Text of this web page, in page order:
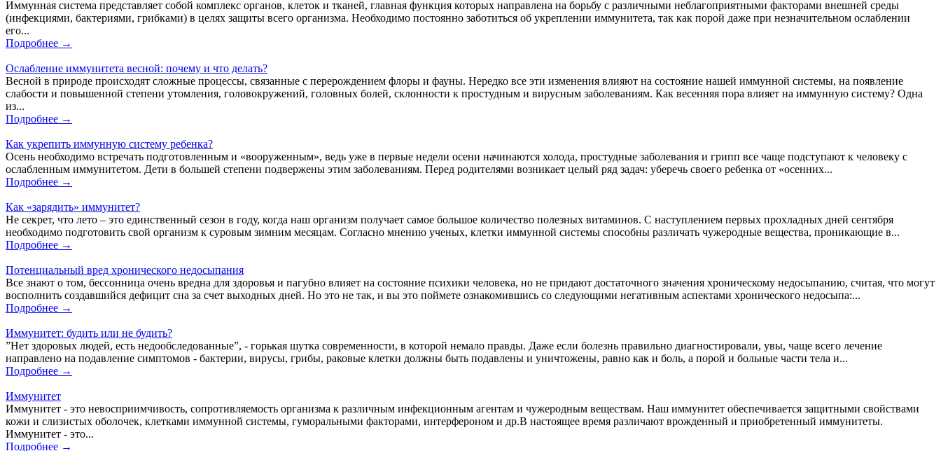
Иммунная система представляет собой комплекс органов, клеток и тканей, главная функция которых направлена на борьбу с различными неблагоприятными факторами внешней среды
(инфекциями, бактериями, грибками) в целях защиты всего организма. Необходимо постоянно заботиться об укреплении иммунитета, так как порой даже при незначительном ослаблении
его...
Подробнее →
Ослабление иммунитета весной: почему и что делать?
Весной в природе происходят сложные процессы, связанные с перерождением флоры и фауны. Нередко все эти изменения влияют на состояние нашей иммунной системы, на появление
слабости и повышенной степени утомления, головокружений, головных болей, склонности к простудным и вирусным заболеваниям. Как весенняя пора влияет на иммунную систему? Одна
из...
Подробнее →
Как укрепить иммунную систему ребенка?
Осень необходимо встречать подготовленным и «вооруженным», ведь уже в первые недели осени начинаются холода, простудные заболевания и грипп все чаще подступают к человеку с
ослабленным иммунитетом. Дети в большей степени подвержены этим заболеваниям. Перед родителями возникает целый ряд задач: уберечь своего ребенка от «осенних...
Подробнее →
Как «зарядить» иммунитет?
Не секрет, что лето – это единственный сезон в году, когда наш организм получает самое большое количество полезных витаминов. С наступлением первых прохладных дней сентября
необходимо подготовить свой организм к суровым зимним месяцам. Согласно мнению ученых, клетки иммунной системы способны различать чужеродные вещества, проникающие в...
Подробнее →
Потенциальный вред хронического недосыпания
Все знают о том, бессонница очень вредна для здоровья и пагубно влияет на состояние психики человека, но не придают достаточного значения хроническому недосыпанию, считая, что могут
восполнить создавшийся дефицит сна за счет выходных дней. Но это не так, и вы это поймете ознакомившись со следующими негативным аспектами хронического недосыпа:...
Подробнее →
Иммунитет: будить или не будить?
”Нет здоровых людей, есть недообследованные”, - горькая шутка современности, в которой немало правды. Даже если болезнь правильно диагностировали, увы, чаще всего лечение
направлено на подавление симптомов - бактерии, вирусы, грибы, раковые клетки должны быть подавлены и уничтожены, равно как и боль, а порой и больные части тела и...
Подробнее →
Иммунитет
Иммунитет - это невосприимчивость, сопротивляемость организма к различным инфекционным агентам и чужеродным веществам. Наш иммунитет обеспечивается защитными свойствами
кожи и слизистых оболочек, клетками иммунной системы, гуморальными факторами, интерфероном и др.В настоящее время различают врожденный и приобретенный иммунитеты.
Иммунитет - это...
Подробнее →